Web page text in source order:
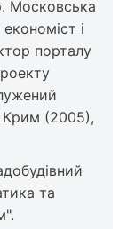
Московська
і
порталу
Крим (2005),
та